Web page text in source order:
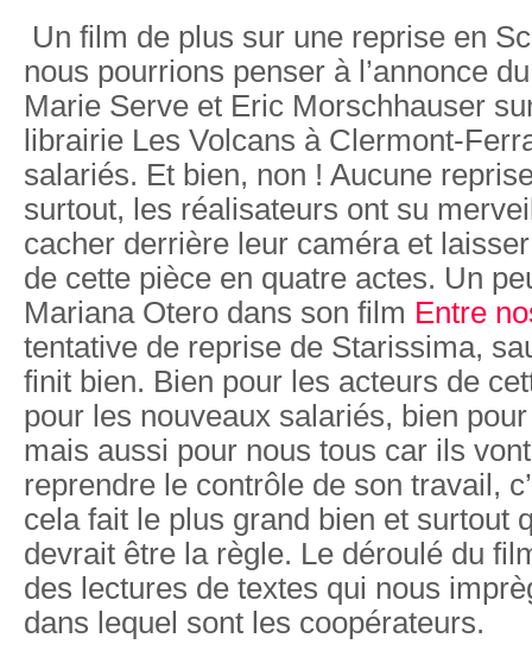
Un film de plus sur une reprise en
nous pourrions penser à l’annonce
Marie Serve et Eric Morschhauser
librairie Les Volcans à Clermont-
salariés. Et bien, non ! Aucune
surtout, les réalisateurs ont su
cacher derrière leur caméra et
de cette pièce en quatre actes. Un
Mariana Otero dans son film Entre
tentative de reprise de Starissima,
finit bien. Bien pour les acteurs de
pour les nouveaux salariés, bien
mais aussi pour nous tous car ils
reprendre le contrôle de son travail,
cela fait le plus grand bien et surtout
devrait être la règle. Le déroulé du
des lectures de textes qui nous
dans lequel sont les coopérateurs.